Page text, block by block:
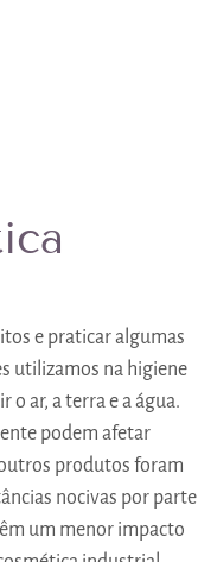
e praticar algumas
utilizamos na higiene
ar, a terra e a água.
podem afetar
produtos foram
nocivas por parte
um menor impacto